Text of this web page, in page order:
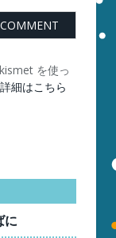
を使っ
細はこちら
に